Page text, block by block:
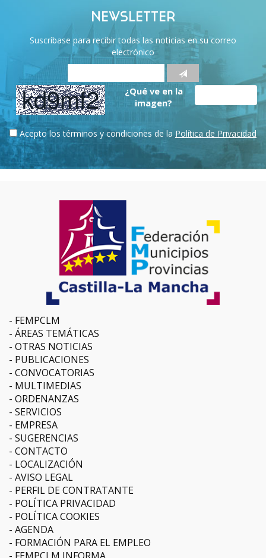
NEWSLETTER
Suscríbase para recibir todas las noticias en su correo
electrónico
¿Qué ve en la
imagen?
Acepto los términos y condiciones de la Política de Privacidad
FEMPCLM
ÁREAS TEMÁTICAS
OTRAS NOTICIAS
PUBLICACIONES
CONVOCATORIAS
MULTIMEDIAS
ORDENANZAS
SERVICIOS
EMPRESA
SUGERENCIAS
CONTACTO
LOCALIZACIÓN
AVISO LEGAL
PERFIL DE CONTRATANTE
POLÍTICA PRIVACIDAD
POLÍTICA COOKIES
AGENDA
FORMACIÓN PARA EL EMPLEO
FEMPCLM INFORMA